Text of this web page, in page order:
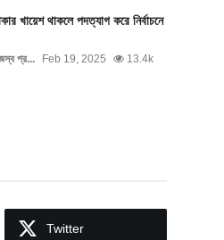
খায়েশ থাকলে পদত্যাগ করে নির্বাচনে
প্র... Feb 19, 2025 13.4k
Twitter